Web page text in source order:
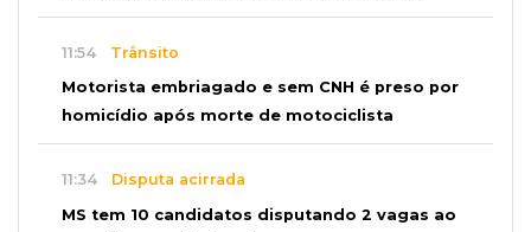
11:54 Trânsito
Motorista embriagado e sem CNH é preso por
homicídio após morte de motociclista
11:34 Disputa acirrada
MS tem 10 candidatos disputando 2 vagas ao